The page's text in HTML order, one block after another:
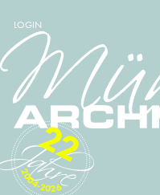
LOGIN
2004-2026
22